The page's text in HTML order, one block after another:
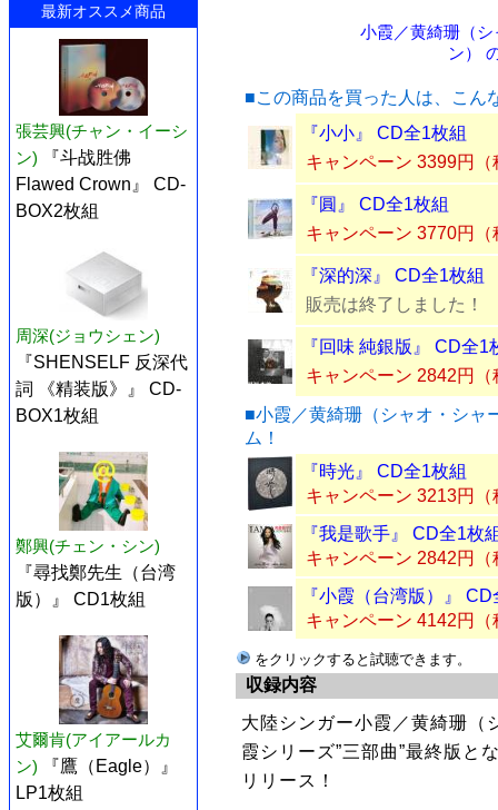
最新オススメ商品
張芸興(チャン・イーシ
ン)
『斗战胜佛
Flawed Crown』 CD-
BOX2枚組
周深(ジョウシェン)
『SHENSELF 反深代
詞 《精装版》』 CD-
BOX1枚組
鄭興(チェン・シン)
『尋找鄭先生（台湾
版）』 CD1枚組
艾爾肯(アイアールカ
ン)
『鷹（Eagle）』
LP1枚組
小霞／黄綺珊（
ン）
■この商品を買った人は、こん
『小小』 CD全1枚組
キャンペーン 3399円（
『圓』 CD全1枚組
キャンペーン 3770円（
『深的深』 CD全1枚組
販売は終了しました！
『回味 純銀版』 CD全1
キャンペーン 2842円（
■小霞／黄綺珊（シャオ・シャ
ム！
『時光』 CD全1枚組
キャンペーン 3213円（
『我是歌手』 CD全1枚
キャンペーン 2842円（
『小霞（台湾版）』
キャンペーン 4142円（
をクリックすると試聴できます。
収録内容
大陸シンガー小霞／黄綺珊（
霞シリーズ”三部曲”最終版と
リリース！